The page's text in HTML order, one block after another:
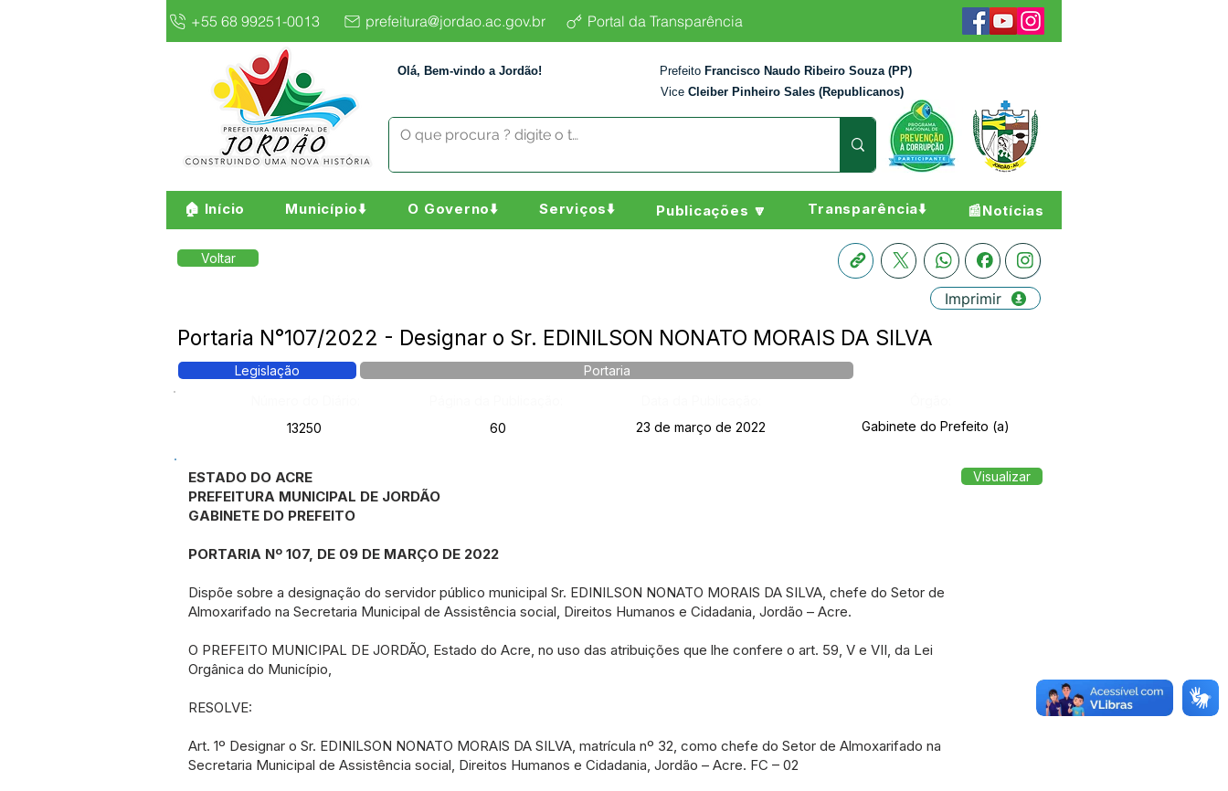
+55 68 99251-0013 prefeitura@jordao.ac.gov.br Portal da Transparência
Olá, Bem-vindo a Jordão! Prefeito Francisco Naudo Ribeiro Souza (PP)
Vice Cleiber Pinheiro Sales (Republicanos)
🏠 Início Município⬇️ O Governo⬇️ Serviços⬇️ Publicações 🔽 Transparência⬇️ 📰Notícias
Voltar
Imprimir
Portaria N°107/2022 - Designar o Sr. EDINILSON NONATO MORAIS DA SILVA
Legislação
Portaria
13250
60 23 de março de 2022 Gabinete do Prefeito (a)
ESTADO DO ACRE
PREFEITURA MUNICIPAL DE JORDÃO
GABINETE DO PREFEITO
PORTARIA Nº 107, DE 09 DE MARÇO DE 2022
Dispõe sobre a designação do servidor público municipal Sr. EDINILSON NONATO MORAIS DA SILVA, chefe do Setor de
Almoxarifado na Secretaria Municipal de Assistência social, Direitos Humanos e Cidadania, Jordão – Acre.
O PREFEITO MUNICIPAL DE JORDÃO, Estado do Acre, no uso das atribuições que lhe confere o art. 59, V e VII, da Lei
Orgânica do Município,
RESOLVE:
Art. 1º Designar o Sr. EDINILSON NONATO MORAIS DA SILVA, matrícula nº 32, como chefe do Setor de Almoxarifado na
Secretaria Municipal de Assistência social, Direitos Humanos e Cidadania, Jordão – Acre. FC – 02
Visualizar